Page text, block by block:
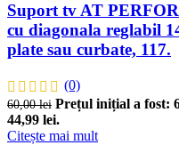
Suport tv AT
cu diagonala reglabil
plate sau curbate, 117.
(0)
60,00lei Prețul inițial a fost:
44,99 lei.
Citește mai mult